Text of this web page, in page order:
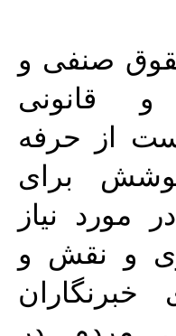
صنفی و
قانونی
حراست از حرفه
کوشش برای
مورد نیاز
و نقش و
خبرنگاران